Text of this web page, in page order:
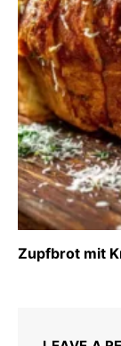
Zupfbrot mit